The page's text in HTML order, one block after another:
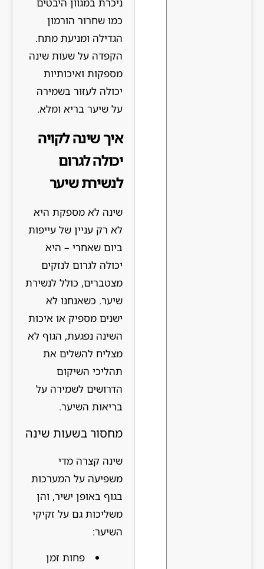
ניכרת במגוון היבטים
כמו שחרור הורמון
הגדילה ומניעת מתח.
הקפדה על שעות שינה
מספקות ואיכותיות
יכולה לעזור בשמירה
על שיער בריא ומלא.
איך שינה לקויה
יכולה לגרום
לנשירת שיער
שינה לא מספקת היא
לא רק עניין של עייפות
ביום שאחרי – היא
יכולה לגרום לנזקים
מצטברים, כולל לנשירת
שיער. כשאנחנו לא
ישנים מספיק או איכות
השינה נפגעת, הגוף לא
מצליח להשלים את
תהליכי השיקום
הדרושים לשמירה על
בריאות השיער.
מחסור בשעות שינה
שינה קצרה מדי
משפיעה על המערכות
בגוף באופן ישיר, והן
משליכות גם על זקיקי
השיער:
פחות זמן